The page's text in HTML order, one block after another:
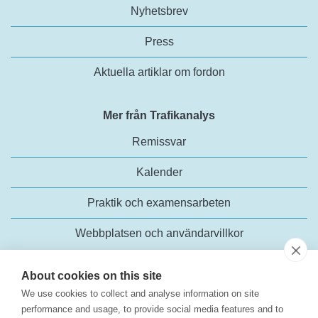
About cookies on this site
We use cookies to collect and analyse information on site
performance and usage, to provide social media features and to
Nyhetsbrev
Press
Aktuella artiklar om fordon
Mer från Trafikanalys
Remissvar
Kalender
Praktik och examensarbeten
Webbplatsen och användarvillkor